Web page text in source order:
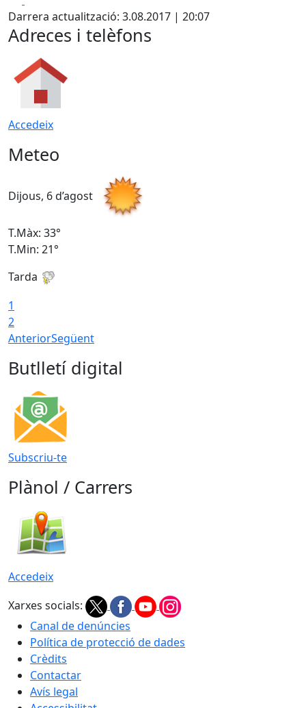
Darrera actualització: 3.08.2017 | 20:07
Adreces i telèfons
Accedeix
Meteo
Dijous, 6 d’agost
T.Màx: 33°
T.Min: 21°
Tarda
1
2
AnteriorSegüent
Butlletí digital
Subscriu-te
Plànol / Carrers
Accedeix
Xarxes socials:
Canal de denúncies
Política de protecció de dades
Crèdits
Contactar
Avís legal